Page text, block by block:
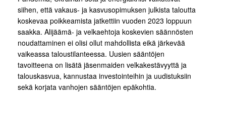
siihen, että vakaus- ja kasvusopimuksen julkista taloutta
koskevaa poikkeamista jatkettiin vuoden 2023 loppuun
saakka. Alijäämä- ja velkaehtoja koskevien säännösten
noudattaminen ei olisi ollut mahdollista eikä järkevää
vaikeassa taloustilanteessa. Uusien sääntöjen
tavoitteena on lisätä jäsenmaiden velkakestävyyttä ja
talouskasvua, kannustaa investointeihin ja uudistuksiin
sekä korjata vanhojen sääntöjen epäkohtia.